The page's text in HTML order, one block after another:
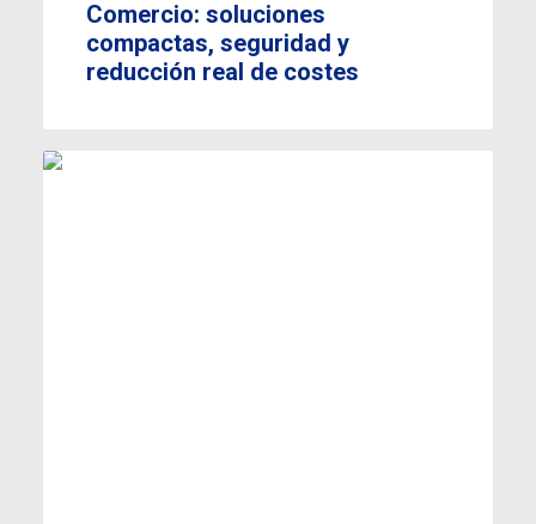
Comercio: soluciones
compactas, seguridad y
reducción real de costes